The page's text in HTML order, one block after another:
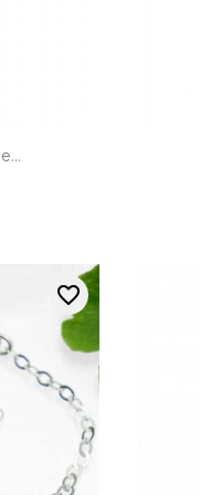
favorite_border